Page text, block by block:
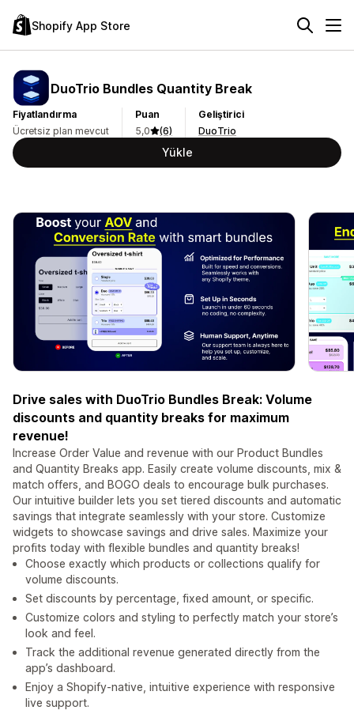
Shopify App Store
DuoTrio Bundles Quantity Break
Fiyatlandırma
Ücretsiz plan mevcut
Puan
5,0
(6)
Geliştirici
DuoTrio
Yükle
Drive sales with DuoTrio Bundles Break: Volume
discounts and quantity breaks for maximum
revenue!
Increase Order Value and revenue with our Product Bundles
and Quantity Breaks app. Easily create volume discounts, mix &
match offers, and BOGO deals to encourage bulk purchases.
Our intuitive builder lets you set tiered discounts and automatic
savings that integrate seamlessly with your store. Customize
widgets to showcase savings and drive sales. Maximize your
profits today with flexible bundles and quantity breaks!
Choose exactly which products or collections qualify for
volume discounts.
Set discounts by percentage, fixed amount, or specific.
Customize colors and styling to perfectly match your store’s
look and feel.
Track the additional revenue generated directly from the
app’s dashboard.
Enjoy a Shopify-native, intuitive experience with responsive
live support.